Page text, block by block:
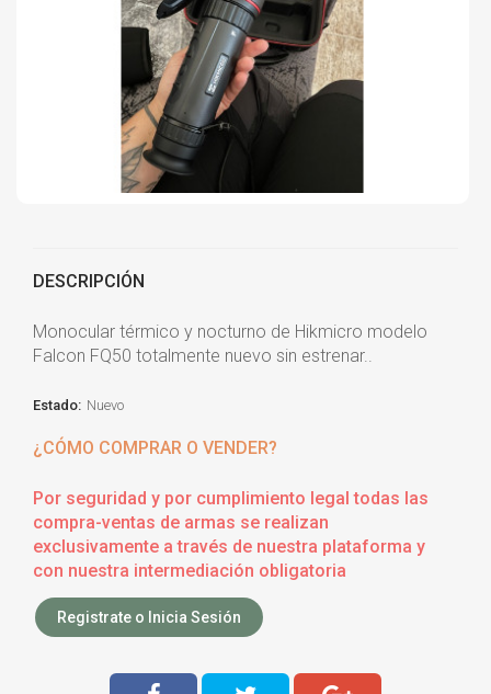
DESCRIPCIÓN
Monocular térmico y nocturno de Hikmicro modelo
Falcon FQ50 totalmente nuevo sin estrenar..
Estado: Nuevo
¿CÓMO COMPRAR O VENDER?
Por seguridad y por cumplimiento legal todas las
compra-ventas de armas se realizan
exclusivamente a través de nuestra plataforma y
con nuestra intermediación obligatoria
Registrate o Inicia Sesión